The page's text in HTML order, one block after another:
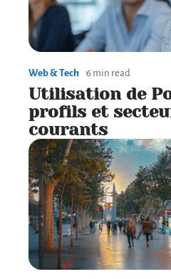
Web & Tech 6 min read
Utilisation de
profils et
courants